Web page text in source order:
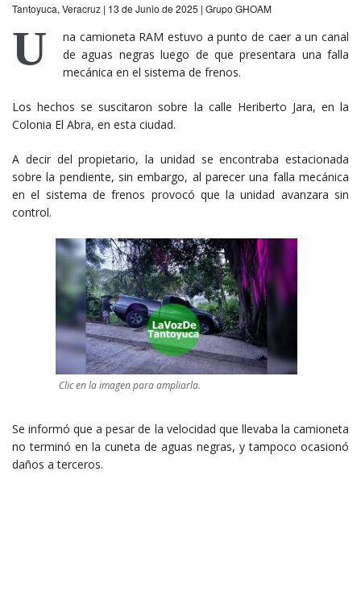
Tantoyuca, Veracruz | 13 de Junio de 2025 | Grupo GHOAM
U
na camioneta RAM estuvo a punto de caer a un canal
de aguas negras luego de que presentara una falla
mecánica en el sistema de frenos.
Los hechos se suscitaron sobre la calle Heriberto Jara, en la
Colonia El Abra, en esta ciudad.
A decir del propietario, la unidad se encontraba estacionada
sobre la pendiente, sin embargo, al parecer una falla mecánica
en el sistema de frenos provocó que la unidad avanzara sin
control.
Clic en la imagen para ampliarla.
Se informó que a pesar de la velocidad que llevaba la camioneta
no terminó en la cuneta de aguas negras, y tampoco ocasionó
daños a terceros.